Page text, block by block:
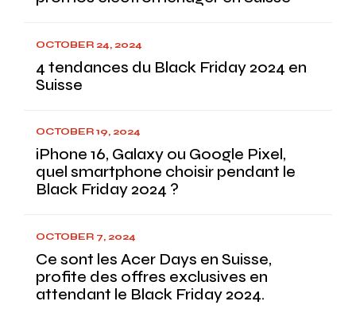
OCTOBER 24, 2024
4 tendances du Black Friday 2024 en
Suisse
OCTOBER 19, 2024
iPhone 16, Galaxy ou Google Pixel,
quel smartphone choisir pendant le
Black Friday 2024 ?
OCTOBER 7, 2024
Ce sont les Acer Days en Suisse,
profite des offres exclusives en
attendant le Black Friday 2024.